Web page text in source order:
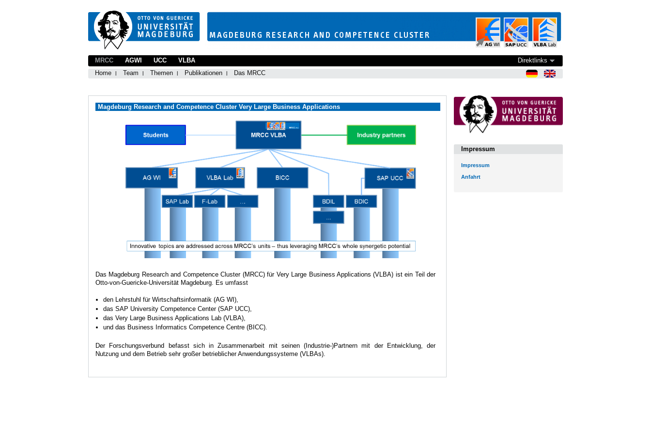
MRCC
Home
Team Themen Publikationen Das MRCC
AGWI UCC VLBA Direktlinks
Magdeburg Research and Competence Cluster Very Large Business Applications
Das Magdeburg Research and Competence Cluster (MRCC) für Very Large Business Applications (VLBA) ist ein Teil der
Otto-von-Guericke-Universität Magdeburg. Es umfasst
den Lehrstuhl für Wirtschaftsinformatik (AG WI),
das SAP University Competence Center (SAP UCC),
das Very Large Business Applications Lab (VLBA),
und das Business Informatics Competence Centre (BICC).
Der Forschungsverbund befasst sich in Zusammenarbeit mit seinen (Industrie-)Partnern mit der Entwicklung, der
Nutzung und dem Betrieb sehr großer betrieblicher Anwendungssysteme (VLBAs).
Impressum
Impressum
Anfahrt